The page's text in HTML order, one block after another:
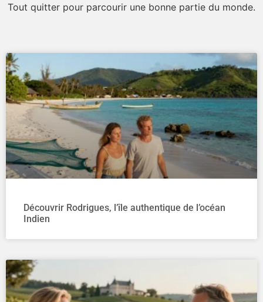
Tout quitter pour parcourir une bonne partie du monde.
Découvrir Rodrigues, l’île authentique de l’océan
Indien